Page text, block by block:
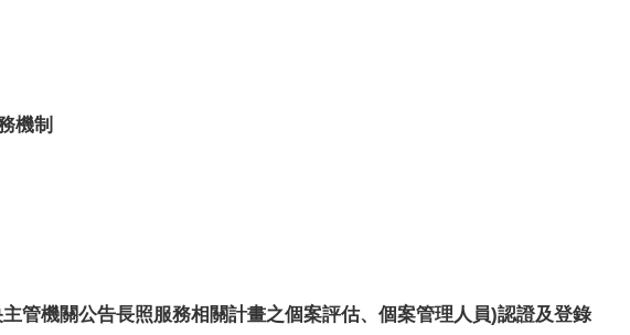
機制
管機關公告長照服務相關計畫之個案評估、個案管理人員)認證及登錄